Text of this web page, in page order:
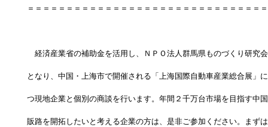
＝＝＝＝＝＝＝＝＝＝＝＝＝＝＝＝＝＝＝＝＝＝＝＝＝＝＝＝＝＝
経済産業省の補助金を活用し、ＮＰＯ法人群馬県ものづくり研究
となり、中国・上海市で開催される「上海国際自動車産業総合展」
つ現地企業と個別の商談を行います。年間２千万台市場を目指す中
販路を開拓したいと考える企業の方は、是非ご参加ください。まず